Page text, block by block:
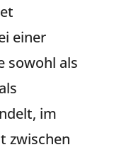
einer
sowohl als
im
zwischen